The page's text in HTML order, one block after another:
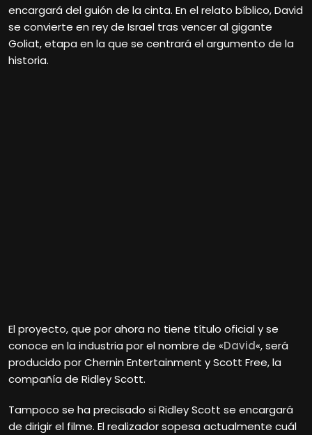
encargará del guión de la cinta. En el relato bíblico, David
se convierte en rey de Israel tras vencer al gigante
Goliat, etapa en la que se centrará el argumento de la
historia.
El proyecto, que por ahora no tiene título oficial y se
conoce en la industria por el nombre de «David«, será
producido por Chernin Entertainment y Scott Free, la
compañía de Ridley Scott.
Tampoco se ha precisado si Ridley Scott se encargará
de dirigir el filme. El realizador sopesa actualmente cuál